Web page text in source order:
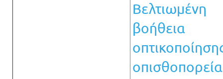
Βελτιωμένη
βοήθεια